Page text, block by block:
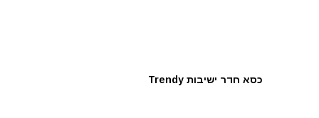
כסא חדר ישיבות Trendy